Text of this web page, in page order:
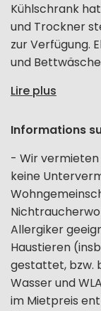
Kühlschrank
und Trockner
zur Verfügung.
und
Lire plus
Informations
- Wir vermieten
keine
Allergiker
Haustieren
gestattet, bzw.
Wasser und
im Mietpreis